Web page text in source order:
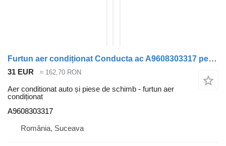
Furtun aer condiționat Conducta ac A9608303317 pentru cap tractor Mercedes-Benz ACTROS MP4
31 EUR ≈ 162,70 RON
Aer conditionat auto și piese de schimb - furtun aer
condiționat
A9608303317
România, Suceava